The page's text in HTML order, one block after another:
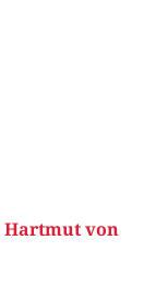
Hartmut von